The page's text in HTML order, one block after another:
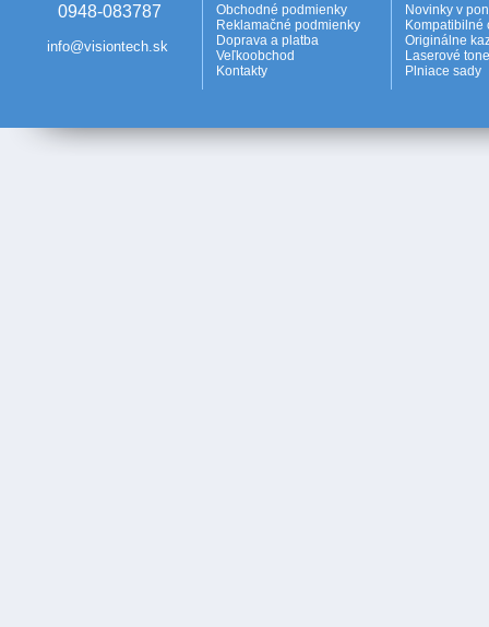
0948-083787
info@visiontech.sk
Obchodné podmienky
Reklamačné podmienky
Doprava a platba
Veľkoobchod
Kontakty
Novinky v
Kompatibilné
Originálne
Laserové
Plniace sady